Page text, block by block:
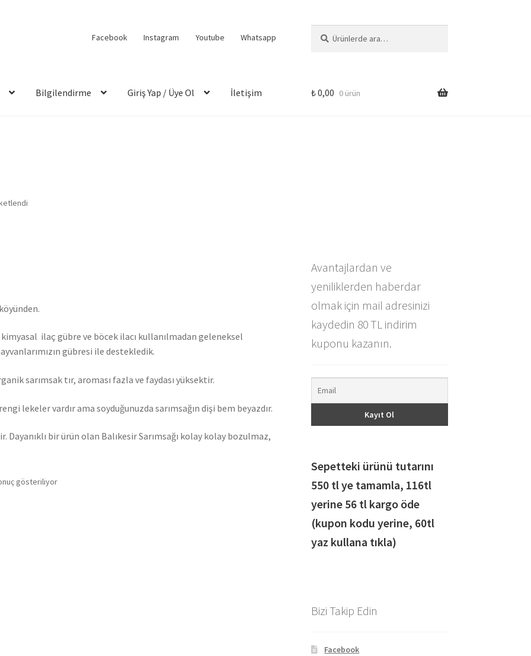
Facebook Instagram Youtube Whatsapp
Bilgilendirme Giriş Yap / Üye Ol İletişim ₺0,00 0 ürün
ilaç gübre ve böcek ilacı kullanılmadan geleneksel
gübresi ile destekledik.
sarımsak tır, aroması fazla ve faydası yüksektir.
lekeler vardır ama soyduğunuzda sarımsağın dişi bem beyazdır.
Dayanıklı bir ürün olan Balıkesir Sarımsağı kolay kolay bozulmaz,
gösteriliyor
Avantajlardan ve
yeniliklerden haberdar
olmak için mail adresinizi
kaydedin 80 TL indirim
kuponu kazanın.
Sepetteki ürünü tutarını
550 tl ye tamamla, 116tl
yerine 56 tl kargo öde
(kupon kodu yerine, 60tl
yaz kullana tıkla)
Bizi Takip Edin
Facebook